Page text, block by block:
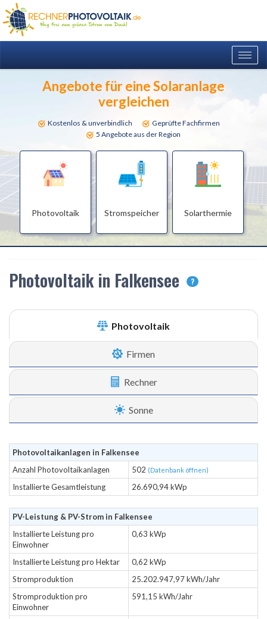
Angebote für eine Solaranlage
vergleichen
Kostenlos & unverbindlich
Geprüfte Fachfirmen
5 Angebote aus der Region
Photovoltaik Stromspeicher Solarthermie
Photovoltaik in Falkensee ?
Photovoltaik
Firmen
Rechner
Sonne
Photovoltaikanlagen in Falkensee
Anzahl Photovoltaikanlagen
502 (Datenbank öffnen)
Installierte Gesamtleistung 26.690,94 kWp
PV-Leistung & PV-Strom in Falkensee
Installierte Leistung pro
Einwohner
0,63 kWp
Installierte Leistung pro Hektar
0,62 kWp
Stromproduktion
25.202.947,97 kWh/Jahr
Stromproduktion pro
Einwohner
591,15 kWh/Jahr